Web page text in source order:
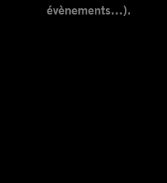
évènements…).